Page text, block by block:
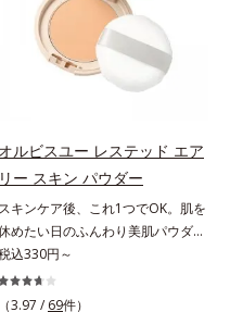
オルビスユー レステッド エア
リー スキン パウダー
スキンケア後、これ1つでOK。肌を
めたい日のふんわり美肌パウダ
。ふんわり美肌が叶う、うるおい
ウダーです。3色の光を操るパウ
ダーがツヤと透明感を演出。ソフト
込330円～
（3.97 / 69件）